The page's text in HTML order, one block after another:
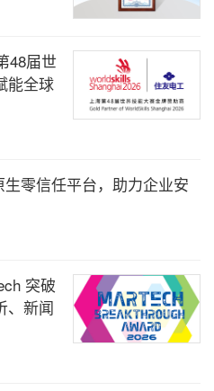
48届世
能全球
零信任平台，助力企业安
突破
、新闻